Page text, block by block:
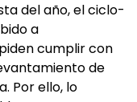
del año, el ciclo-
a
cumplir con
de
Por ello, lo